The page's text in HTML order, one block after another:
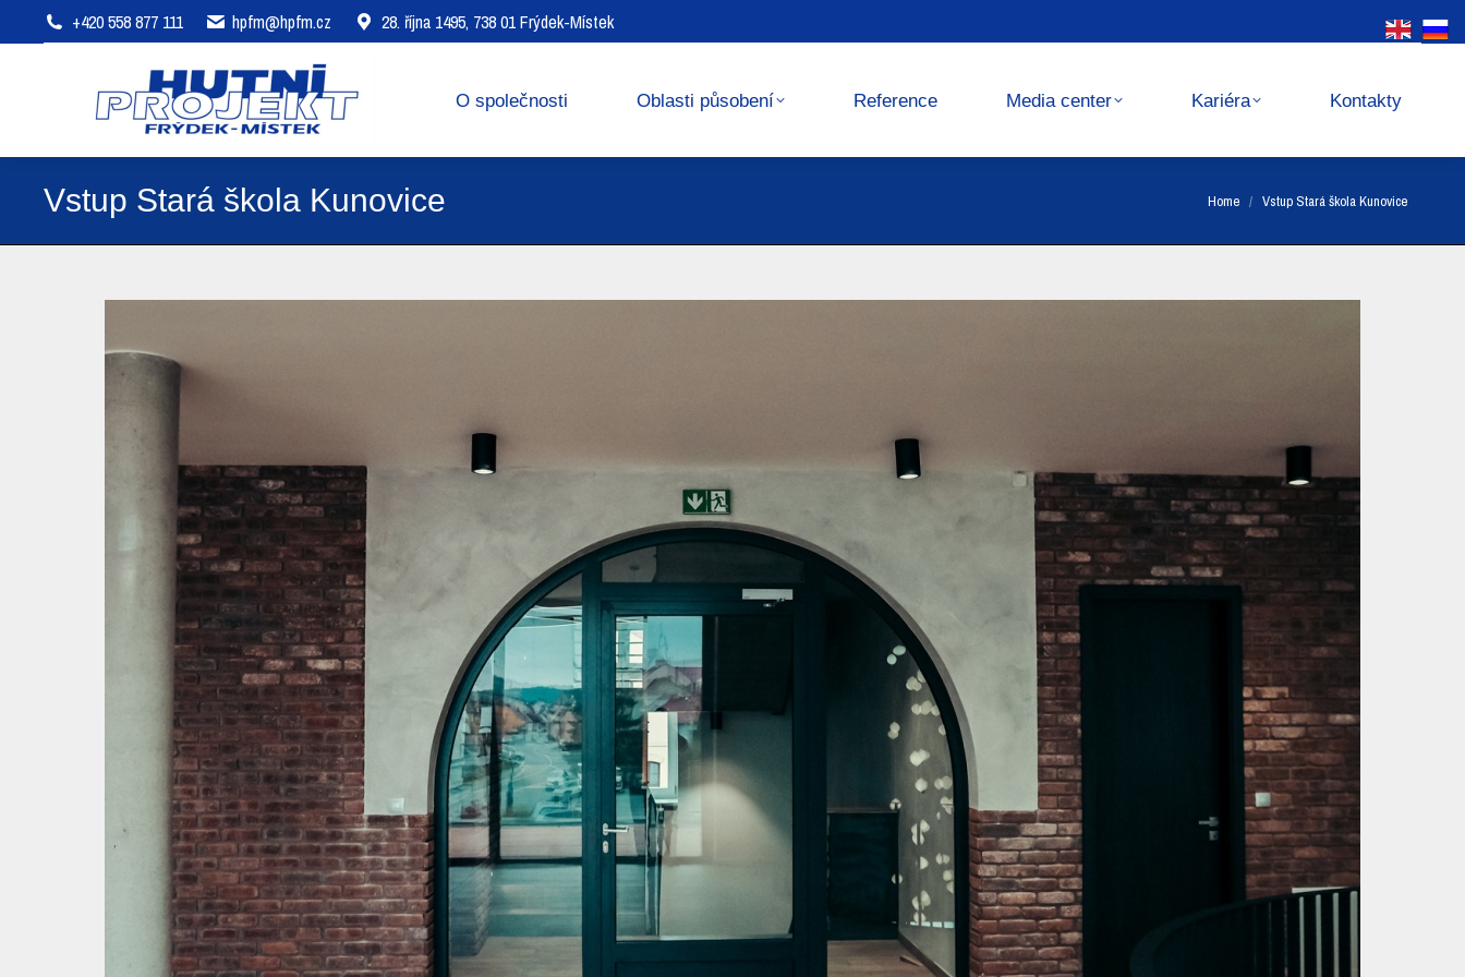
+420 558 877 111 hpfm@hpfm.cz 28. října 1495, 738 01 Frýdek-Místek
O společnosti Oblasti působení Reference Media center Kariéra Kontakty
Vstup Stará škola Kunovice You are here:
Home Vstup Stará škola Kunovice
O společnosti Oblasti působení